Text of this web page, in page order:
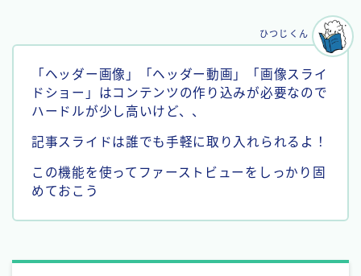
「ヘッダー画像」「ヘッダー動画」「画像スライ
ドショー」はコンテンツの作り込みが必要なので
ハードルが少し高いけど、、
記事スライドは誰でも手軽に取り入れられるよ！
この機能を使ってファーストビューをしっかり固
めておこう
ひつじくん